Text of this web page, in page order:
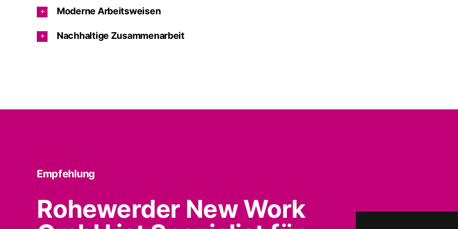
Moderne Arbeitsweisen
Nachhaltige Zusammenarbeit
Empfehlung
Rohewerder New Work